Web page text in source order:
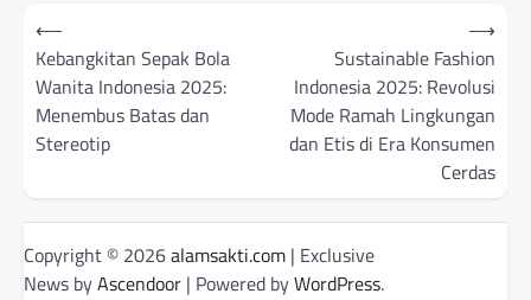
Post
navigation
⟵
Kebangkitan Sepak Bola
Wanita Indonesia 2025:
Menembus Batas dan
Stereotip
Sustainable Fashion
Indonesia 2025: Revolusi
Mode Ramah Lingkungan
dan Etis di Era Konsumen
Cerdas
⟶
Copyright © 2026alamsakti.com | Exclusive
News byAscendoor | Powered byWordPress.